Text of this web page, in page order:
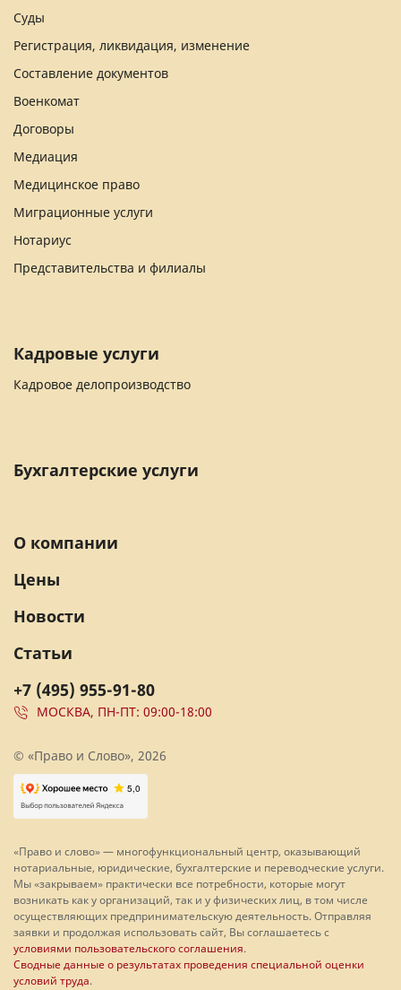
Суды
Регистрация, ликвидация, изменение
Составление документов
Военкомат
Договоры
Медиация
Медицинское право
Миграционные услуги
Нотариус
Представительства и филиалы
Кадровые услуги
Кадровое делопроизводство
Бухгалтерские услуги
+7 (495) 955-91-80
МОСКВА, ПН-ПТ: 09:00-18:00
О компании
Цены
Новости
Статьи
© «Право и Слово», 2026
«Право и слово» — многофункциональный центр, оказывающий
нотариальные, юридические, бухгалтерские и переводческие услуги.
Мы «закрываем» практически все потребности, которые могут
возникать как у организаций, так и у физических лиц, в том числе
осуществляющих предпринимательскую деятельность. Отправляя
заявки и продолжая использовать сайт, Вы соглашаетесь с
условиями пользовательского соглашения.
Сводные данные о результатах проведения специальной оценки
условий труда.